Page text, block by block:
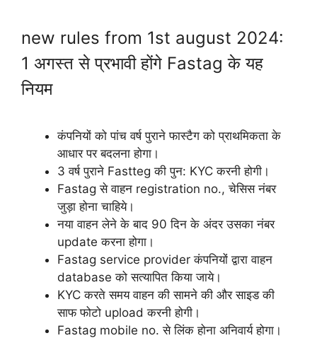
new rules from 1st august 2024:
1 अगस्त से प्रभावी होंगे Fastag के यह
नियम
कंपनियों को पांच वर्ष पुराने फास्टैग को प्राथमिकता के
आधार पर बदलना होगा।
3 वर्ष पुराने Fastteg की पुन: KYC करनी होगी।
Fastag से वाहन registration no., चेसिस नंबर
जुड़ा होना चाहिये।
नया वाहन लेने के बाद 90 दिन के अंदर उसका नंबर
update करना होगा।
Fastag service provider कंपनियों द्वारा वाहन
database को सत्यापित किया जाये।
KYC करते समय वाहन की सामने की और साइड की
साफ फोटो upload करनी होगी।
Fastag mobile no. से लिंक होना अनिवार्य होगा।